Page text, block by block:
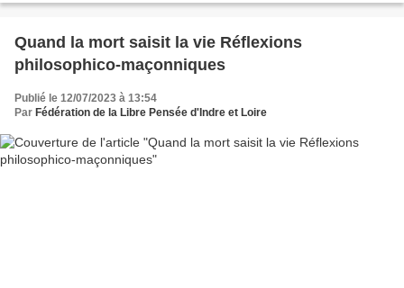
Quand la mort saisit la vie Réflexions
philosophico-maçonniques
Publié le 12/07/2023 à 13:54
Par Fédération de la Libre Pensée d'Indre et Loire